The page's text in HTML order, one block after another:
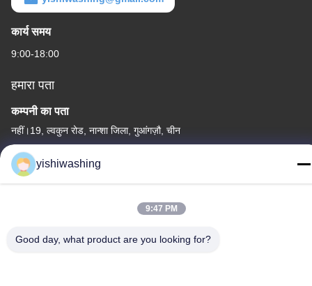
कार्य समय
9:00-18:00
हमारा पता
कम्पनी का पता
नहीं।19, ल्वकुन रोड, नान्शा जिला, गुआंगज़ौ, चीन
कारखाने का पता
नहीं।19, ल्वकुन रोड, नान्शा जिला, गुआंगज़ौ, चीन
yishiwashing
9:47 PM
Good day, what product are you looking for?